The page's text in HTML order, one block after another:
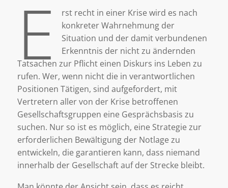
E
rst recht in einer Krise wird es nach
konkreter Wahrnehmung der
Situation und der damit verbundenen
Erkenntnis der nicht zu ändernden
Tatsachen zur Pflicht einen Diskurs ins Leben zu
rufen. Wer, wenn nicht die in verantwortlichen
Positionen Tätigen, sind aufgefordert, mit
Vertretern aller von der Krise betroffenen
Gesellschaftsgruppen eine Gesprächsbasis zu
suchen. Nur so ist es möglich, eine Strategie zur
erforderlichen Bewältigung der Notlage zu
entwickeln, die garantieren kann, dass niemand
innerhalb der Gesellschaft auf der Strecke bleibt.